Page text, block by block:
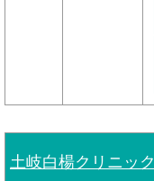
土岐白楊クリニック